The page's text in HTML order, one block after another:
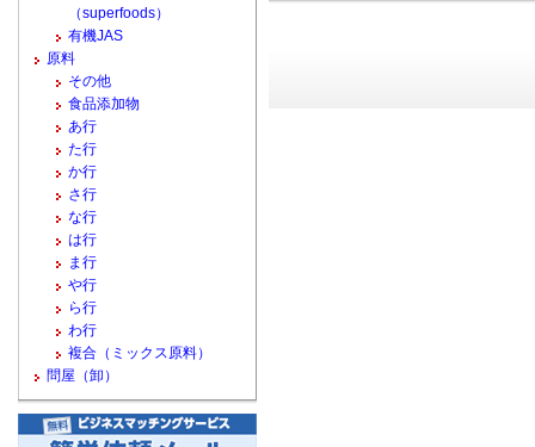
（superfoods）
有機JAS
原料
その他
食品添加物
あ行
た行
か行
さ行
な行
は行
ま行
や行
ら行
わ行
複合（ミックス原料）
問屋（卸）